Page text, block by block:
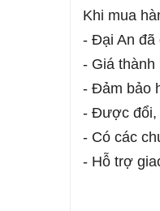
Khi mua
- Đại An đã
- Giá thành
- Đảm bảo
- Được đổi,
- Có các
- Hỗ trợ